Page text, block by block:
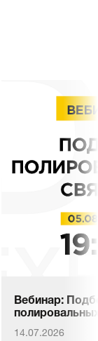
Вебинар:
14.07.2026